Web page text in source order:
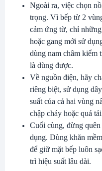
Ngoài ra, việc chọn
trọng. Vì bếp từ 2
cảm ứng từ, chỉ
hoặc gang mới sử
dùng nam châm kiểm
là dùng được.
Về nguồn điện, hãy
riêng biệt, sử dụng
suất của cả hai vùng
chập cháy hoặc quá
Cuối cùng, đừng
dụng. Dùng khăn
để giữ mặt bếp luôn
trì hiệu suất lâu dài.